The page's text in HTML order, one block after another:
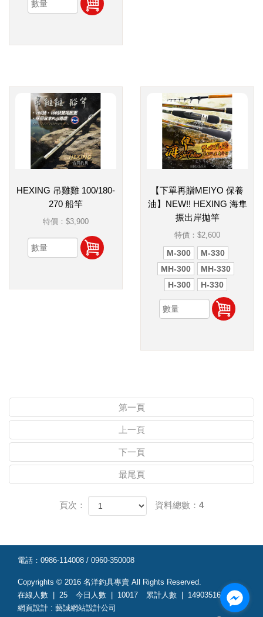
HEXING 吊雞雞 100/180-
270 船竿
特價： $3,900
【下單再贈MEIYO 保養
油】NEW!! HEXING 海隼
振出岸拋竿
特價： $2,600
M-300
M-330
MH-300
MH-330
H-300
H-330
第一頁
上一頁
下一頁
最尾頁
頁次： 資料總數：4
電話： 0986-114008 / 0960-350008
Copyrights © 2016 名洋釣具專賣 All Rights Reserved.
在線人數 | 25 今日人數 | 10017 累計人數 | 14903516
網頁設計 : 藝誠網站設計公司